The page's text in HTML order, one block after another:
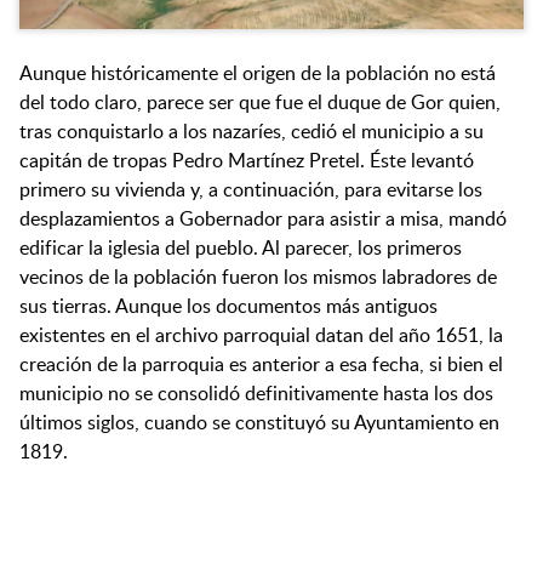
Aunque históricamente el origen de la población no está
del todo claro, parece ser que fue el duque de Gor quien,
tras conquistarlo a los nazaríes, cedió el municipio a su
capitán de tropas Pedro Martínez Pretel. Éste levantó
primero su vivienda y, a continuación, para evitarse los
desplazamientos a Gobernador para asistir a misa, mandó
edificar la iglesia del pueblo. Al parecer, los primeros
vecinos de la población fueron los mismos labradores de
sus tierras. Aunque los documentos más antiguos
existentes en el archivo parroquial datan del año 1651, la
creación de la parroquia es anterior a esa fecha, si bien el
municipio no se consolidó definitivamente hasta los dos
últimos siglos, cuando se constituyó su Ayuntamiento en
1819.